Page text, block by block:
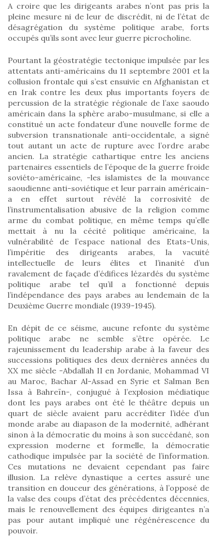
A croire que les dirigeants arabes n’ont pas pris la
pleine mesure ni de leur de discrédit, ni de l’état de
désagrégation du système politique arabe, forts
occupés qu’ils sont avec leur guerre picrocholine.
Pourtant la géostratégie tectonique impulsée par les
attentats anti-américains du 11 septembre 2001 et la
collusion frontale qui s’est ensuivie en Afghanistan et
en Irak contre les deux plus importants foyers de
percussion de la stratégie régionale de l’axe saoudo
américain dans la sphère arabo-musulmane, si elle a
constitué un acte fondateur d’une nouvelle forme de
subversion transnationale anti-occidentale, a signé
tout autant un acte de rupture avec l’ordre arabe
ancien. La stratégie cathartique entre les anciens
partenaires essentiels de l’époque de la guerre froide
soviéto-américaine, -les islamistes de la mouvance
saoudienne anti-soviétique et leur parrain américain-
a en effet surtout révélé la corrosivité de
l’instrumentalisation abusive de la religion comme
arme du combat politique, en même temps qu’elle
mettait à nu la cécité politique américaine, la
vulnérabilité de l’espace national des Etats-Unis,
l’impéritie des dirigeants arabes, la vacuité
intellectuelle de leurs élites et l’inanité d’un
ravalement de façade d’édifices lézardés du système
politique arabe tel qu’il a fonctionné depuis
l’indépendance des pays arabes au lendemain de la
Deuxième Guerre mondiale (1939-1945).
En dépit de ce séisme, aucune refonte du système
politique arabe ne semble s’être opérée. Le
rajeunissement du leadership arabe à la faveur des
successions politiques des deux dernières années du
XX me siècle -Abdallah II en Jordanie, Mohammad VI
au Maroc, Bachar Al-Assad en Syrie et Salman Ben
Issa à Bahreïn-, conjugué à l’explosion médiatique
dont les pays arabes ont été le théâtre depuis un
quart de siècle avaient paru accréditer l’idée d’un
monde arabe au diapason de la modernité, adhérant
sinon à la démocratie du moins à son succédané, son
expression moderne et formelle, la démocratie
cathodique impulsée par la société de l’information.
Ces mutations ne devaient cependant pas faire
illusion. La relève dynastique a certes assuré une
transition en douceur des générations, à l’opposé de
la valse des coups d’état des précédentes décennies,
mais le renouvellement des équipes dirigeantes n’a
pas pour autant impliqué une régénérescence du
pouvoir.